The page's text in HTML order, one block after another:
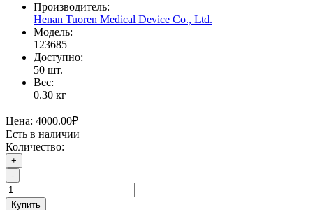
Производитель:
Henan Tuoren Medical Device Co., Ltd.
Модель:
123685
Доступно:
50 шт.
Вес:
0.30 кг
Цена: 4000.00₽
Есть в наличии
Количество:
+
-
Купить